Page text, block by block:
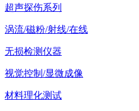
超声探伤系列
涡流/磁粉/射线/在线
无损检测仪器
视觉控制/显微成像
材料理化测试